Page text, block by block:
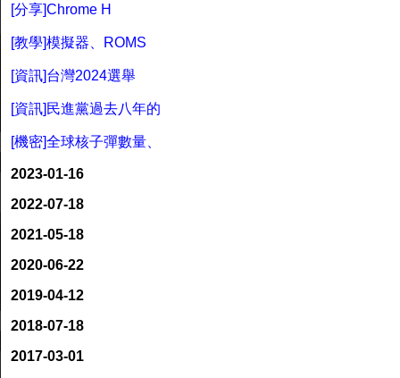
[分享]Chrome H
[教學]模擬器、ROMS
[資訊]台灣2024選舉
[資訊]民進黨過去八年的
[機密]全球核子彈數量、
2023-01-16
2022-07-18
2021-05-18
2020-06-22
2019-04-12
2018-07-18
2017-03-01